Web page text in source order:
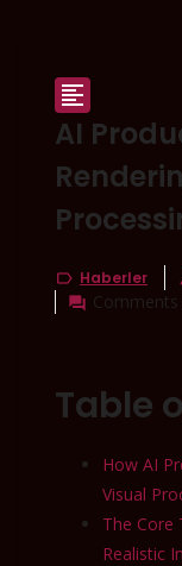

AI
 Haberler

Table
How AI
Visual
The Core
Realistic